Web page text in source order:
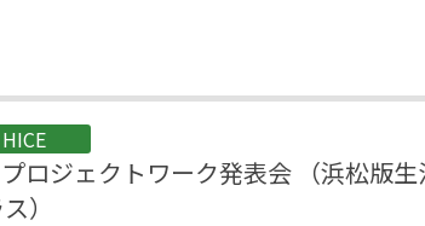
HICE
ロジェクトワーク発表会 （浜松版
）